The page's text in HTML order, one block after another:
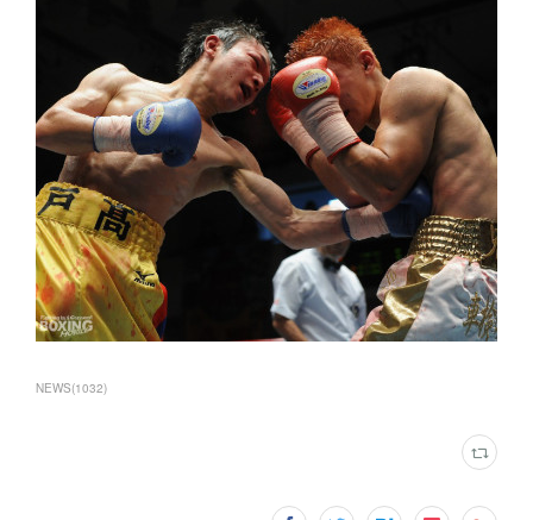
NEWS(1032)